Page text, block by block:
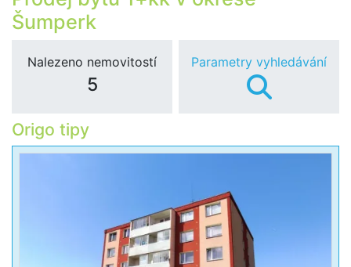
Šumperk
Nalezeno nemovitostí
5
Parametry vyhledávání
Origo tipy